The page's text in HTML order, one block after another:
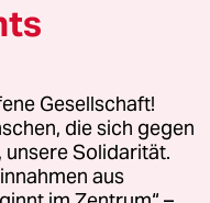
oder für Genehmigungen
Richtlinien
Gesellschaft!
die sich gegen
unsere Solidarität.
aus